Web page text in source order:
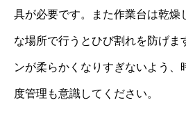
具が必要です。また作業台は乾燥
な場所で行うとひび割れを防げま
ンが柔らかくなりすぎないよう、
度管理も意識してください。